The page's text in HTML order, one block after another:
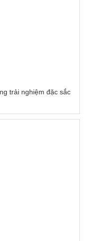
trải nghiệm đặc sắc